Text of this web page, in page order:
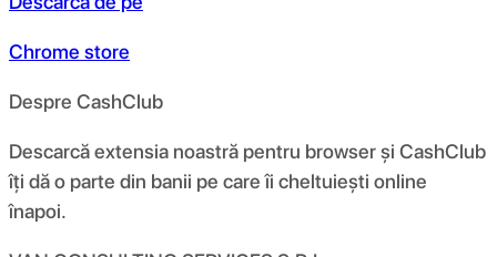
Chrome store
Despre CashClub
Descarcă extensia noastră pentru browser și CashClub
îți dă o parte din banii pe care îi cheltuiești online
înapoi.